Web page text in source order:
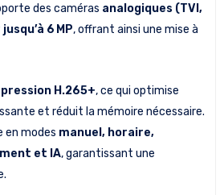
des caméras analogiques (TVI,
jusqu’à 6 MP, offrant ainsi une mise à
H.265+, ce qui optimise
et réduit la mémoire nécessaire.
en modes manuel, horaire,
et IA, garantissant une